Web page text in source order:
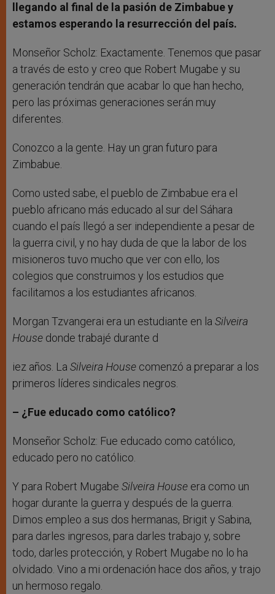
llegando al final de la pasión de Zimbabue y
estamos esperando la resurrección del país.
Monseñor Scholz: Exactamente. Tenemos que pasar
a través de esto y creo que Robert Mugabe y su
generación tendrán que acabar lo que han hecho,
pero las próximas generaciones serán muy
diferentes.
Conozco a la gente. Hay un gran futuro para
Zimbabue.
Como usted sabe, el pueblo de Zimbabue era el
pueblo africano más educado al sur del Sáhara
cuando el país llegó a ser independiente a pesar de
la guerra civil, y no hay duda de que la labor de los
misioneros tuvo mucho que ver con ello, los
colegios que construimos y los estudios que
facilitamos a los estudiantes africanos.
Morgan Tzvangerai era un estudiante en la Silveira
House donde trabajé durante d
iez años. La Silveira House comenzó a preparar a los
primeros líderes sindicales negros.
– ¿Fue educado como católico?
Monseñor Scholz: Fue educado como católico,
educado pero no católico.
Y para Robert Mugabe Silveira House era como un
hogar durante la guerra y después de la guerra.
Dimos empleo a sus dos hermanas, Brigit y Sabina,
para darles ingresos, para darles trabajo y, sobre
todo, darles protección, y Robert Mugabe no lo ha
olvidado. Vino a mi ordenación hace dos años, y trajo
un hermoso regalo.